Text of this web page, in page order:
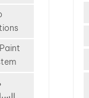
color
So
is: